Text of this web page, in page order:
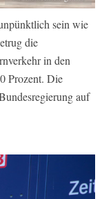
sein wie
die
in den
Prozent. Die
auf